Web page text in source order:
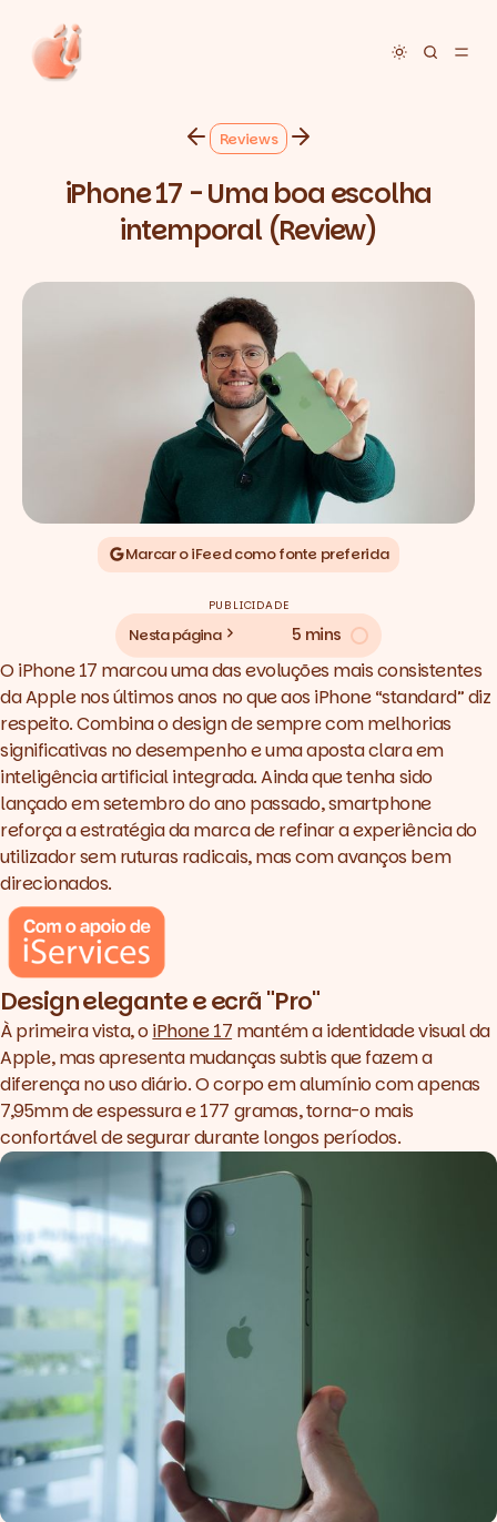
Toggle
Reviews
iPhone 17 - Uma boa escolha
intemporal (Review)
Marcar o iFeed como fonte preferida
PUBLICIDADE
Nesta página 5 mins
O iPhone 17 marcou uma das evoluções mais consistentes
da Apple nos últimos anos no que aos iPhone “standard” diz
respeito. Combina odesignde sempre com melhorias
significativas no desempenho e uma aposta clara em
inteligência artificial integrada. Ainda que tenha sido
lançado em setembro do ano passado, smartphone
reforça a estratégia da marca de refinar a experiência do
utilizador sem ruturas radicais, mas com avanços bem
direcionados.
Design elegante e ecrã "Pro"
À primeira vista, oiPhone 17 mantém a identidade visual da
Apple, mas apresenta mudanças subtis que fazem a
diferença no uso diário. O corpo em alumínio com apenas
7,95mm de espessura e 177 gramas, torna-o mais
confortável de segurar durante longos períodos.